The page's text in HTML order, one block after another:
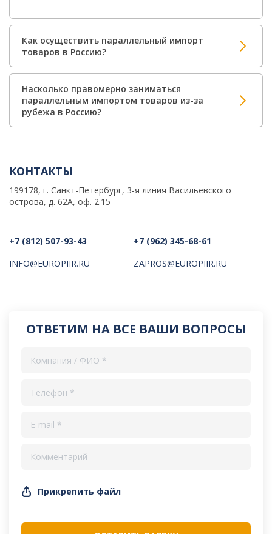
Как осуществить параллельный импорт
товаров в Россию?
Насколько правомерно заниматься
параллельным импортом товаров из-за
рубежа в Россию?
КОНТАКТЫ
199178, г. Санкт-Петербург, 3-я линия Васильевского
острова, д. 62А, оф. 2.15
+7 (812) 507-93-43
INFO@EUROPIIR.RU
+7 (962) 345-68-61
ZAPROS@EUROPIIR.RU
ОТВЕТИМ НА ВСЕ ВАШИ ВОПРОСЫ
Прикрепить файл